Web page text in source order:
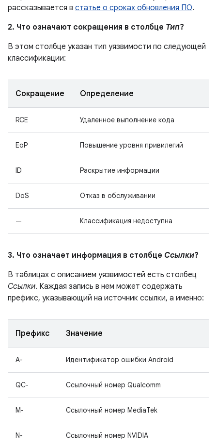
рассказывается в статье о сроках обновления ПО.
2. Что означают сокращения в столбце Тип?
В этом столбце указан тип уязвимости по следующей
классификации:
Сокращение Определение
RCE Удаленное выполнение кода
EoP Повышение уровня привилегий
ID Раскрытие информации
DoS Отказ в обслуживании
— Классификация недоступна
3. Что означает информация в столбце Ссылки?
В таблицах с описанием уязвимостей есть столбец
Ссылки. Каждая запись в нем может содержать
префикс, указывающий на источник ссылки, а именно:
Префикс Значение
A- Идентификатор ошибки Android
QC- Ссылочный номер Qualcomm
M- Ссылочный номер MediaTek
N- Ссылочный номер NVIDIA